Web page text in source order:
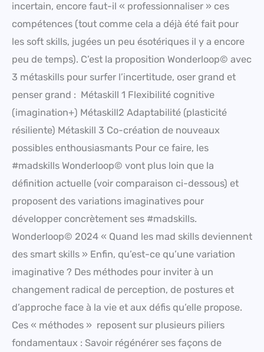
incertain, encore faut-il « professionnaliser » ces
compétences (tout comme cela a déjà été fait pour
les soft skills, jugées un peu ésotériques il y a encore
peu de temps). C’est la proposition Wonderloop© avec
3 métaskills pour surfer l’incertitude, oser grand et
penser grand : Métaskill 1 Flexibilité cognitive
(imagination+) Métaskill2 Adaptabilité (plasticité
résiliente) Métaskill 3 Co-création de nouveaux
possibles enthousiasmants Pour ce faire, les
#madskills Wonderloop© vont plus loin que la
définition actuelle (voir comparaison ci-dessous) et
proposent des variations imaginatives pour
développer concrètement ses #madskills.
Wonderloop© 2024 « Quand les mad skills deviennent
des smart skills » Enfin, qu’est-ce qu’une variation
imaginative ? Des méthodes pour inviter à un
changement radical de perception, de postures et
d’approche face à la vie et aux défis qu’elle propose.
Ces « méthodes » reposent sur plusieurs piliers
fondamentaux : Savoir régénérer ses façons de